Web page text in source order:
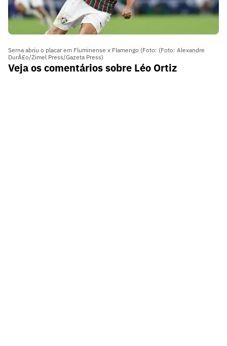
Serna abriu o placar em Fluminense x Flamengo (Foto: (Foto: Alexandre
DurÃ£o/Zimel Press/Gazeta Press)
Veja os comentários sobre Léo Ortiz